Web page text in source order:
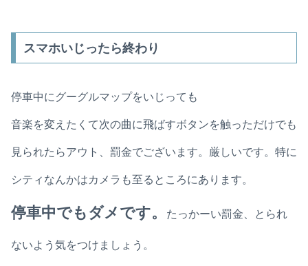
スマホいじったら終わり
停車中にグーグルマップをいじっても
音楽を変えたくて次の曲に飛ばすボタンを触っただけでも
見られたらアウト、罰金でございます。厳しいです。特に
シティなんかはカメラも至るところにあります。
停車中でもダメです。 たっかーい罰金、とられ
ないよう気をつけましょう。